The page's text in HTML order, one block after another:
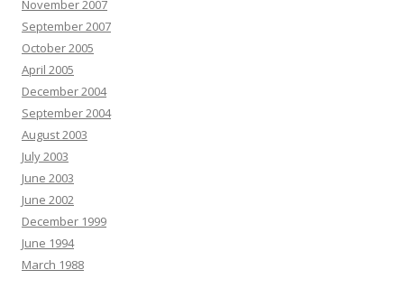
November 2007
September 2007
October 2005
April 2005
December 2004
September 2004
August 2003
July 2003
June 2003
June 2002
December 1999
June 1994
March 1988